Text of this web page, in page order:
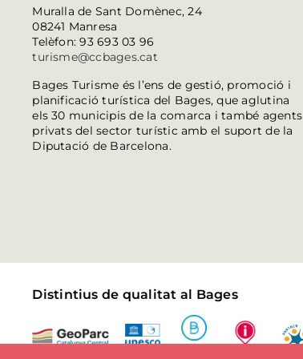
Muralla de Sant Domènec, 24
08241 Manresa
Telèfon: 93 693 03 96
turisme@ccbages.cat
Bages Turisme és l’ens de gestió, promoció i
planificació turística del Bages, que aglutina
els 30 municipis de la comarca i també agents
privats del sector turístic amb el suport de la
Diputació de Barcelona.
Distintius de qualitat al Bages